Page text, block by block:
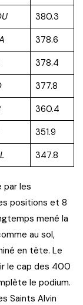
380.3
378.6
378.4
377.8
360.4
351.9
347.8
par les
positions et 8
mené la
au sol,
en tête. Le
le cap des 400
le podium.
Saints Alvin